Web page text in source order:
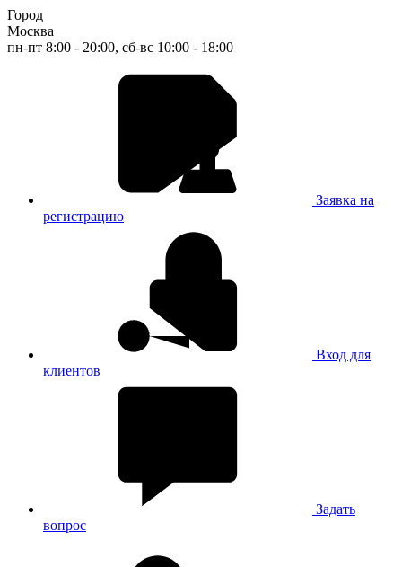
Город
Москва
пн-пт 8:00 - 20:00, сб-вс 10:00 - 18:00
Заявка на
регистрацию
Вход для
клиентов
Задать
вопрос